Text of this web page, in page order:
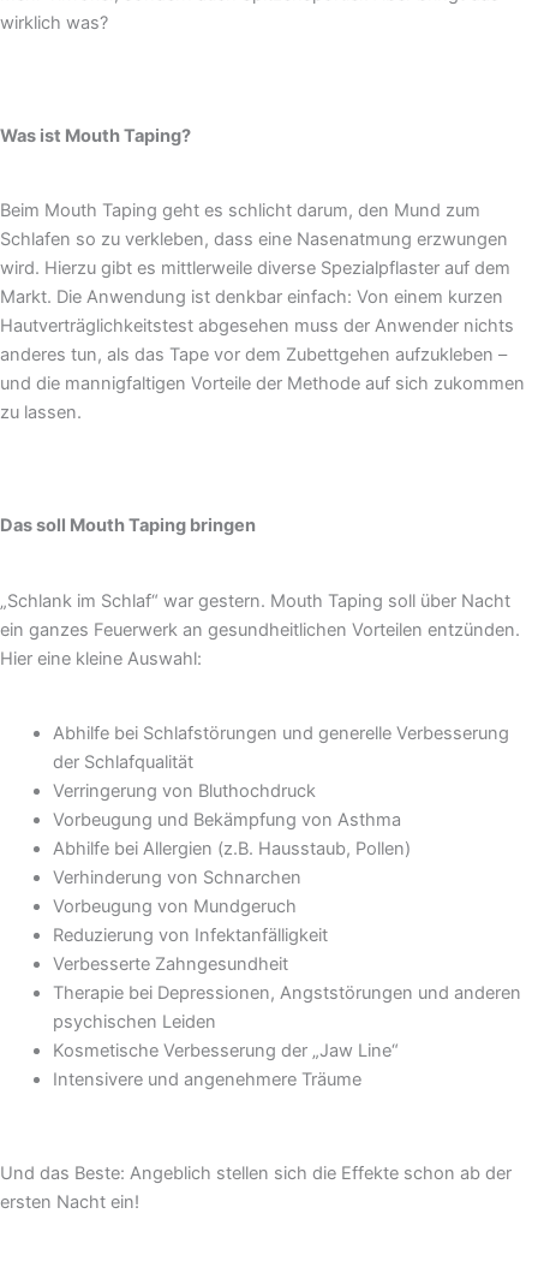
wirklich was?
Was ist Mouth Taping?
Beim Mouth Taping geht es schlicht darum, den Mund zum
Schlafen so zu verkleben, dass eine Nasenatmung erzwungen
wird. Hierzu gibt es mittlerweile diverse Spezialpflaster auf dem
Markt. Die Anwendung ist denkbar einfach: Von einem kurzen
Hautverträglichkeitstest abgesehen muss der Anwender nichts
anderes tun, als das Tape vor dem Zubettgehen aufzukleben –
und die mannigfaltigen Vorteile der Methode auf sich zukommen
zu lassen.
Das soll Mouth Taping bringen
„Schlank im Schlaf“ war gestern. Mouth Taping soll über Nacht
ein ganzes Feuerwerk an gesundheitlichen Vorteilen entzünden.
Hier eine kleine Auswahl:
Abhilfe bei Schlafstörungen und generelle Verbesserung
der Schlafqualität
Verringerung von Bluthochdruck
Vorbeugung und Bekämpfung von Asthma
Abhilfe bei Allergien (z.B. Hausstaub, Pollen)
Verhinderung von Schnarchen
Vorbeugung von Mundgeruch
Reduzierung von Infektanfälligkeit
Verbesserte Zahngesundheit
Therapie bei Depressionen, Angststörungen und anderen
psychischen Leiden
Kosmetische Verbesserung der „Jaw Line“
Intensivere und angenehmere Träume
Und das Beste: Angeblich stellen sich die Effekte schon ab der
ersten Nacht ein!